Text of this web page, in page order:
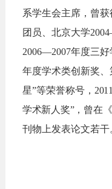
系学生会主席，曾获
团员、北京大学
2006—2007年度三
年度学术类创新奖
星”等荣誉称号，
学术新人奖”， 曾在
刊物上发表论文若干